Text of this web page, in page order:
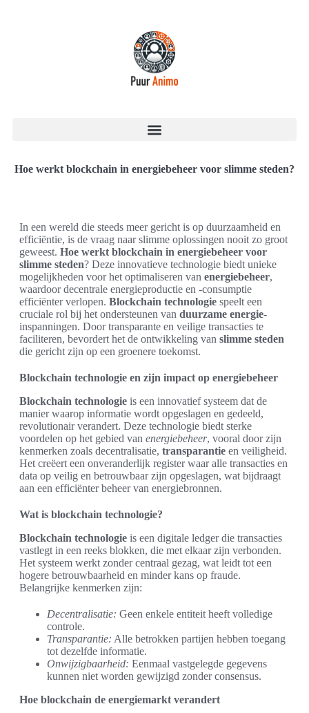
Hoe werkt blockchain in energiebeheer voor slimme steden?
In een wereld die steeds meer gericht is op duurzaamheid en
efficiëntie, is de vraag naar slimme oplossingen nooit zo groot
geweest. Hoe werkt blockchain in energiebeheer voor
slimme steden? Deze innovatieve technologie biedt unieke
mogelijkheden voor het optimaliseren van energiebeheer,
waardoor decentrale energieproductie en -consumptie
efficiënter verlopen. Blockchain technologie speelt een
cruciale rol bij het ondersteunen van duurzame energie-
inspanningen. Door transparante en veilige transacties te
faciliteren, bevordert het de ontwikkeling van slimme steden
die gericht zijn op een groenere toekomst.
Blockchain technologie en zijn impact op energiebeheer
Blockchain technologie is een innovatief systeem dat de
manier waarop informatie wordt opgeslagen en gedeeld,
revolutionair verandert. Deze technologie biedt sterke
voordelen op het gebied van energiebeheer, vooral door zijn
kenmerken zoals decentralisatie, transparantie en veiligheid.
Het creëert een onveranderlijk register waar alle transacties en
data op veilig en betrouwbaar zijn opgeslagen, wat bijdraagt
aan een efficiënter beheer van energiebronnen.
Wat is blockchain technologie?
Blockchain technologie is een digitale ledger die transacties
vastlegt in een reeks blokken, die met elkaar zijn verbonden.
Het systeem werkt zonder centraal gezag, wat leidt tot een
hogere betrouwbaarheid en minder kans op fraude.
Belangrijke kenmerken zijn:
Decentralisatie: Geen enkele entiteit heeft volledige
controle.
Transparantie: Alle betrokken partijen hebben toegang
tot dezelfde informatie.
Onwijzigbaarheid: Eenmaal vastgelegde gegevens
kunnen niet worden gewijzigd zonder consensus.
Hoe blockchain de energiemarkt verandert